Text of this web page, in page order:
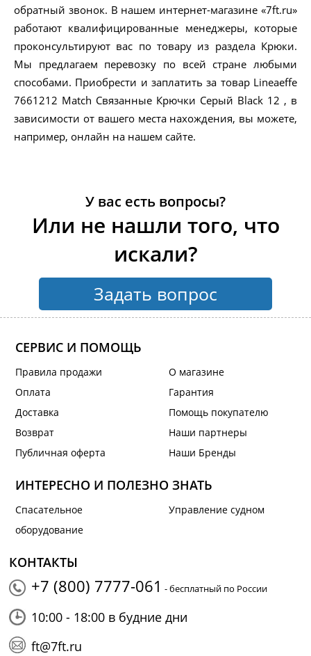
обратный звонок. В нашем интернет-магазине «7ft.ru»
работают квалифицированные менеджеры, которые
проконсультируют вас по товару из раздела Крюки.
Мы предлагаем перевозку по всей стране любыми
способами. Приобрести и заплатить за товар Lineaeffe
7661212 Match Связанные Крючки Серый Black 12 , в
зависимости от вашего места нахождения, вы можете,
например, онлайн на нашем сайте.
У вас есть вопросы?
Или не нашли того, что
искали?
Задать вопрос
СЕРВИС И ПОМОЩЬ
Правила продажи
Оплата
Доставка
Возврат
Публичная оферта
О магазине
Гарантия
Помощь покупателю
Наши партнеры
Наши Бренды
ИНТЕРЕСНО И ПОЛЕЗНО ЗНАТЬ
Спасательное
оборудование
Управление судном
КОНТАКТЫ
+7 (800) 7777-061 - бесплатный по России
10:00 - 18:00 в будние дни
ft@7ft.ru